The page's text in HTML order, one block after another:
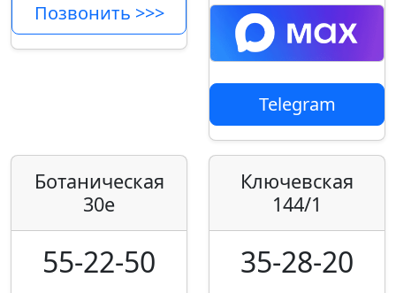
Позвонить >>>
Telegram
Ботаническая
30е
55-22-50
Ключевская
144/1
35-28-20